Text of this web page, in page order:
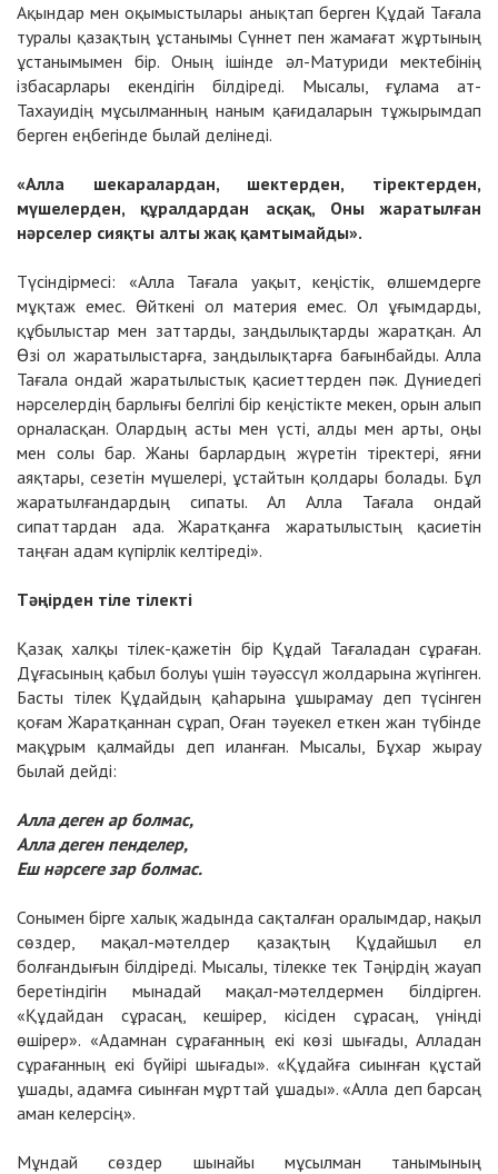
Ақындар мен оқымыстылары анықтап берген Құдай Тағала
туралы қазақтың ұстанымы Сүннет пен жамағат жұртының
ұстанымымен бір. Оның ішінде әл-Матуриди мектебінің
ізбасарлары екендігін білдіреді. Мысалы, ғұлама ат-
Тахауидің мұсылманның наным қағидаларын тұжырымдап
берген еңбегінде былай делінеді.
«Алла шекаралардан, шектерден, тіректерден,
мүшелерден, құралдардан асқақ, Оны жаратылған
нәрселер сияқты алты жақ қамтымайды».
Түсіндірмесі: «Алла Тағала уақыт, кеңістік, өлшемдерге
мұқтаж емес. Өйткені ол материя емес. Ол ұғымдарды,
құбылыстар мен заттарды, заңдылықтарды жаратқан. Ал
Өзі ол жаратылыстарға, заңдылықтарға бағынбайды. Алла
Тағала ондай жаратылыстық қасиеттерден пәк. Дүниедегі
нәрселердің барлығы белгілі бір кеңістікте мекен, орын алып
орналасқан. Олардың асты мен үсті, алды мен арты, оңы
мен солы бар. Жаны барлардың жүретін тіректері, яғни
аяқтары, сезетін мүшелері, ұстайтын қолдары болады. Бұл
жаратылғандардың сипаты. Ал Алла Тағала ондай
сипаттардан ада. Жаратқанға жаратылыстың қасиетін
таңған адам күпірлік келтіреді».
Тәңірден тіле тілекті
Қазақ халқы тілек-қажетін бір Құдай Тағаладан сұраған.
Дұғасының қабыл болуы үшін тәуәссүл жолдарына жүгінген.
Басты тілек Құдайдың қаһарына ұшырамау деп түсінген
қоғам Жаратқаннан сұрап, Оған тәуекел еткен жан түбінде
мақұрым қалмайды деп иланған. Мысалы, Бұхар жырау
былай дейді:
Алла деген ар болмас,
Алла деген пенделер,
Еш нәрсеге зар болмас.
Сонымен бірге халық жадында сақталған оралымдар, нақыл
сөздер, мақал-мәтелдер қазақтың Құдайшыл ел
болғандығын білдіреді. Мысалы, тілекке тек Тәңірдің жауап
беретіндігін мынадай мақал-мәтелдермен білдірген.
«Құдайдан сұрасаң, кешірер, кісіден сұрасаң, үніңді
өшірер». «Адамнан сұрағанның екі көзі шығады, Алладан
сұрағанның екі бүйірі шығады». «Құдайға сиынған құстай
ұшады, адамға сиынған мұрттай ұшады». «Алла деп барсаң
аман келерсің».
Мұндай сөздер шынайы мұсылман танымының